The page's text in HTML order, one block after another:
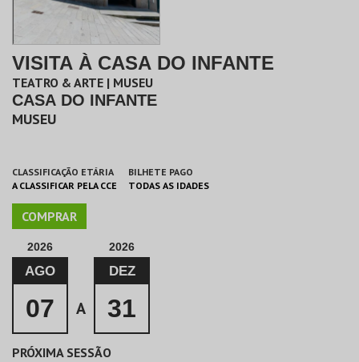
VISITA À CASA DO INFANTE
TEATRO & ARTE | MUSEU
CASA DO INFANTE
MUSEU
CLASSIFICAÇÃO ETÁRIA
A CLASSIFICAR PELA CCE
BILHETE PAGO
TODAS AS IDADES
COMPRAR
2026
AGO
07 A
2026
DEZ
31
PRÓXIMA SESSÃO